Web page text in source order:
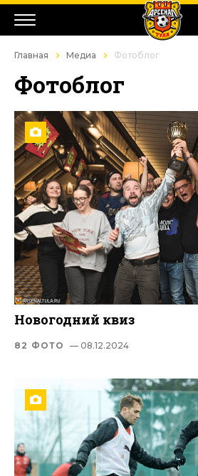
Главная Медиа Фотоблог
Фотоблог
Новогодний квиз
82 ФОТО — 08.12.2024